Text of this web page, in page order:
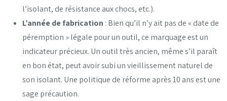
l’isolant, de résistance aux chocs, etc.).
L’année de fabrication : Bien qu’il n’y ait pas de « date de
péremption » légale pour un outil, ce marquage est un
indicateur précieux. Un outil très ancien, même s’il paraît
en bon état, peut avoir subi un vieillissement naturel de
son isolant. Une politique de réforme après 10 ans est une
sage précaution.